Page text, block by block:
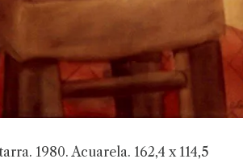
1980. Acuarela. 162,4 x 114,5